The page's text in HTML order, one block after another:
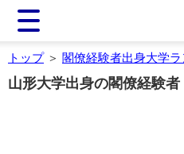
トップ＞ 閣僚経験者出身大学
山形大学出身の閣僚経験者